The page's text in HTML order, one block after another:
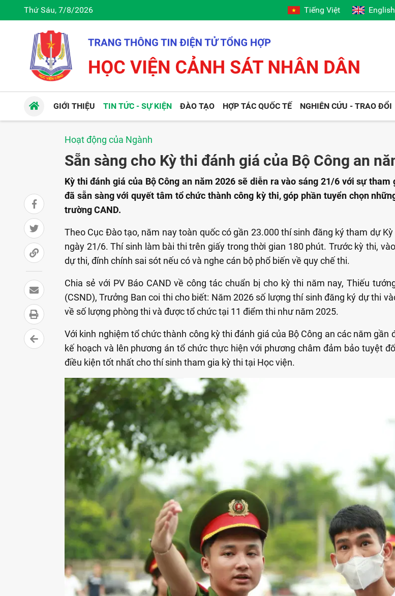
Thứ Sáu, 7/8/2026 Tiếng Việt English
GIỚI THIỆU TIN TỨC - SỰ KIỆN ĐÀO TẠO HỢP TÁC QUỐC TẾ NGHIÊN CỨU - TRAO ĐỔI
Hoạt động của Ngành
Sẵn sàng cho Kỳ thi đánh giá của Bộ Công an
Kỳ thi đánh giá của Bộ Công an năm 2026 sẽ diễn ra vào sáng 21/6 với sự
đã sẵn sàng với quyết tâm tổ chức thành công kỳ thi, góp phần tuyển chọn
trường CAND.
Theo Cục Đào tạo, năm nay toàn quốc có gần 23.000 thí sinh đăng ký tham dự
ngày 21/6. Thí sinh làm bài thi trên giấy trong thời gian 180 phút. Trước kỳ thi,
dự thi, đính chính sai sót nếu có và nghe cán bộ phổ biến về quy chế thi.
Chia sẻ với PV Báo CAND về công tác chuẩn bị cho kỳ thi năm nay, Thiếu
(CSND), Trưởng Ban coi thi cho biết: Năm 2026 số lượng thí sinh đăng ký dự thi
về số lượng phòng thi và được tổ chức tại 11 điểm thi như năm 2025.
Với kinh nghiệm tổ chức thành công kỳ thi đánh giá của Bộ Công an các năm
kế hoạch và lên phương án tổ chức thực hiện với phương châm đảm bảo tuyệt
điều kiện tốt nhất cho thí sinh tham gia kỳ thi tại Học viện.